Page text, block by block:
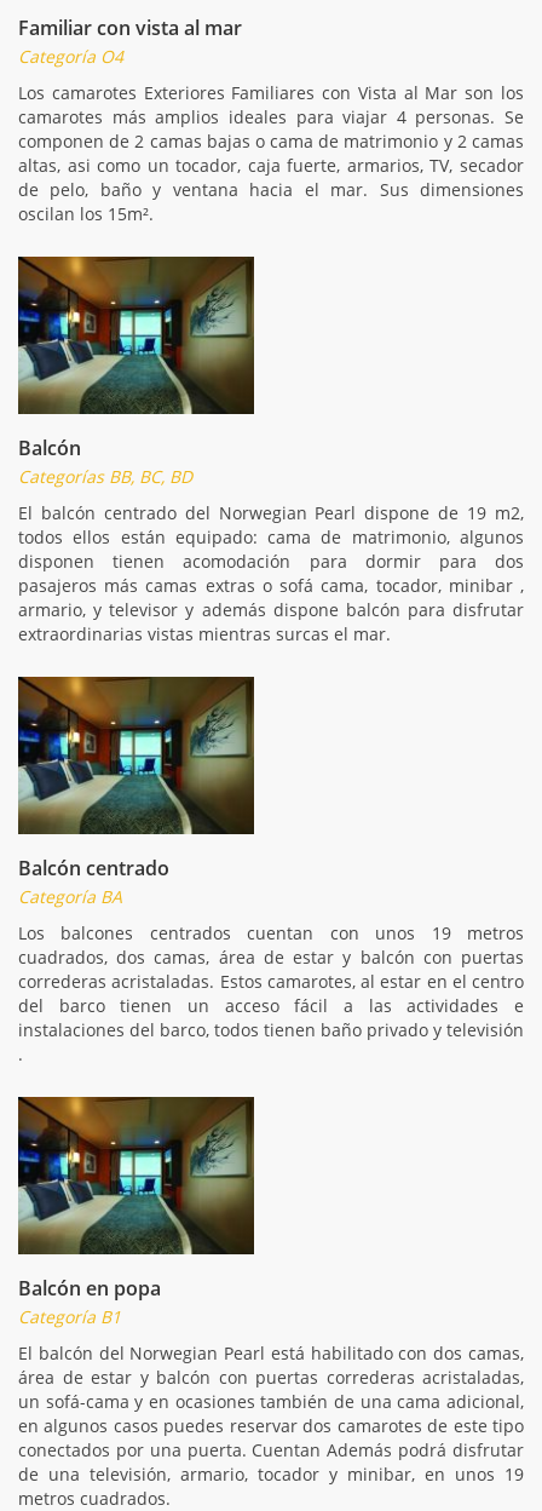
Familiar con vista al mar
Categoría O4
Los camarotes Exteriores Familiares con Vista al Mar son los
camarotes más amplios ideales para viajar 4 personas. Se
componen de 2 camas bajas o cama de matrimonio y 2 camas
altas, asi como un tocador, caja fuerte, armarios, TV, secador
de pelo, baño y ventana hacia el mar. Sus dimensiones
oscilan los 15m².
Balcón
Categorías BB, BC, BD
El balcón centrado del Norwegian Pearl dispone de 19 m2,
todos ellos están equipado: cama de matrimonio, algunos
disponen tienen acomodación para dormir para dos
pasajeros más camas extras o sofá cama, tocador, minibar ,
armario, y televisor y además dispone balcón para disfrutar
extraordinarias vistas mientras surcas el mar.
Balcón centrado
Categoría BA
Los balcones centrados cuentan con unos 19 metros
cuadrados, dos camas, área de estar y balcón con puertas
correderas acristaladas. Estos camarotes, al estar en el centro
del barco tienen un acceso fácil a las actividades e
instalaciones del barco, todos tienen baño privado y televisión
.
Balcón en popa
Categoría B1
El balcón del Norwegian Pearl está habilitado con dos camas,
área de estar y balcón con puertas correderas acristaladas,
un sofá-cama y en ocasiones también de una cama adicional,
en algunos casos puedes reservar dos camarotes de este tipo
conectados por una puerta. Cuentan Además podrá disfrutar
de una televisión, armario, tocador y minibar, en unos 19
metros cuadrados.